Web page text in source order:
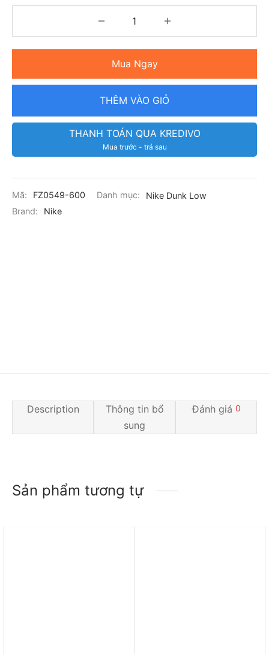
Mua Ngay
THÊM VÀO GIỎ
THANH TOÁN QUA KREDIVO
Mua trước - trả sau
Mã: FZ0549-600 Danh mục:
Nike Dunk Low
Brand:
Nike
Description
Thông tin bổ
sung
Đánh giá 0
Sản phẩm tương tự